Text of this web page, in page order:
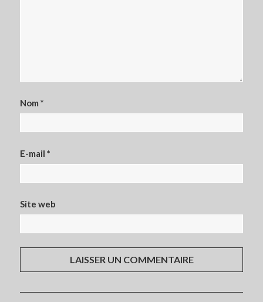
Nom*
E-mail*
Site web